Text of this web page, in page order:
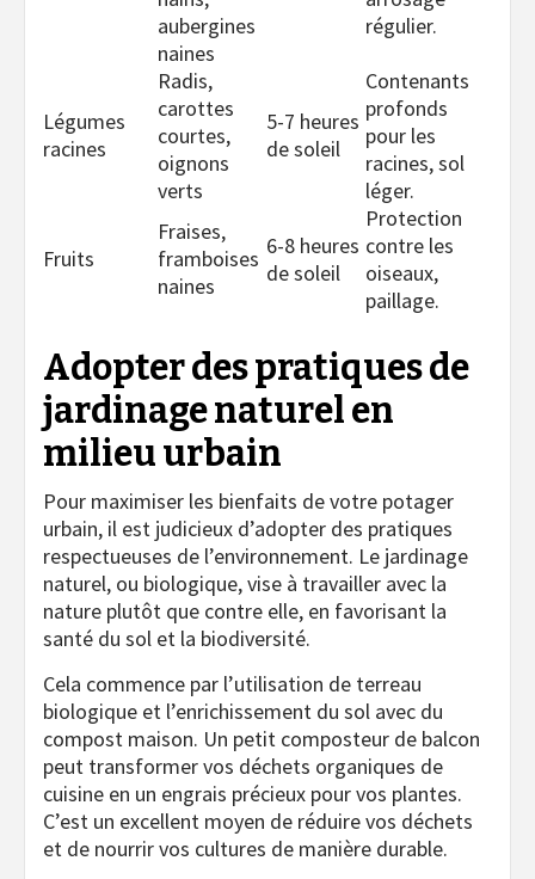
aubergines
naines
régulier.
Légumes
racines
Radis,
carottes
courtes,
oignons
verts
5-7 heures
de soleil
Contenants
profonds
pour les
racines, sol
léger.
Fruits
Fraises,
framboises
naines
6-8 heures
de soleil
Protection
contre les
oiseaux,
paillage.
Adopter des pratiques de
jardinage naturel en
milieu urbain
Pour maximiser les bienfaits de votre potager
urbain, il est judicieux d’adopter des pratiques
respectueuses de l’environnement. Le jardinage
naturel, ou biologique, vise à travailler avec la
nature plutôt que contre elle, en favorisant la
santé du sol et la biodiversité.
Cela commence par l’utilisation de terreau
biologique et l’enrichissement du sol avec du
compost maison. Un petit composteur de balcon
peut transformer vos déchets organiques de
cuisine en un engrais précieux pour vos plantes.
C’est un excellent moyen de réduire vos déchets
et de nourrir vos cultures de manière durable.